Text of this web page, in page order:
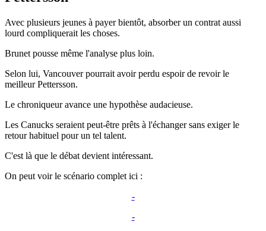
Avec plusieurs jeunes à payer bientôt, absorber un contrat aussi
lourd compliquerait les choses.
Brunet pousse même l'analyse plus loin.
Selon lui, Vancouver pourrait avoir perdu espoir de revoir le
meilleur Pettersson.
Le chroniqueur avance une hypothèse audacieuse.
Les Canucks seraient peut-être prêts à l'échanger sans exiger le
retour habituel pour un tel talent.
C'est là que le débat devient intéressant.
On peut voir le scénario complet ici :
-
-